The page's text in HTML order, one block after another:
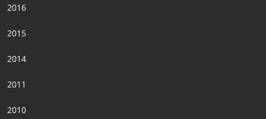
2016
2015
2014
2011
2010